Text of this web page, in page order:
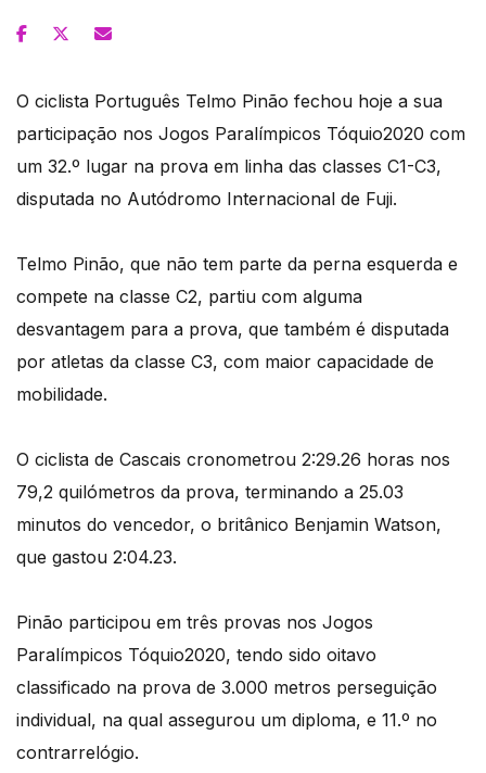
O ciclista Português Telmo Pinão fechou hoje a sua
participação nos Jogos Paralímpicos Tóquio2020 com
um 32.º lugar na prova em linha das classes C1-C3,
disputada no Autódromo Internacional de Fuji.
Telmo Pinão, que não tem parte da perna esquerda e
compete na classe C2, partiu com alguma
desvantagem para a prova, que também é disputada
por atletas da classe C3, com maior capacidade de
mobilidade.
O ciclista de Cascais cronometrou 2:29.26 horas nos
79,2 quilómetros da prova, terminando a 25.03
minutos do vencedor, o britânico Benjamin Watson,
que gastou 2:04.23.
Pinão participou em três provas nos Jogos
Paralímpicos Tóquio2020, tendo sido oitavo
classificado na prova de 3.000 metros perseguição
individual, na qual assegurou um diploma, e 11.º no
contrarrelógio.